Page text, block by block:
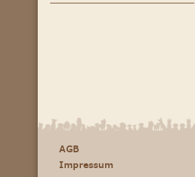
AGB
Impressum